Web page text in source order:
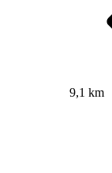
9,1 km